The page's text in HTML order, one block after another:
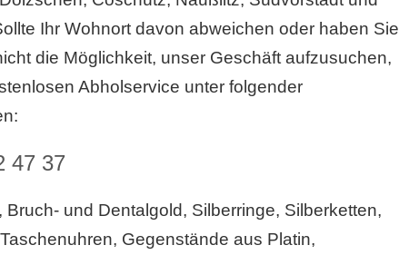
Ihr Wohnort davon abweichen oder haben Sie
die Möglichkeit, unser Geschäft aufzusuchen,
Abholservice unter folgender
47 37
Bruch- und Dentalgold, Silberringe, Silberketten,
Gegenstände aus Platin,